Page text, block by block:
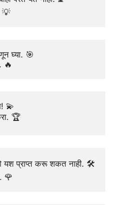
💡
घ्या. 🎯
🔥
💫
🏆
यश प्राप्त करू शकत नाही. 🛠️
🌹